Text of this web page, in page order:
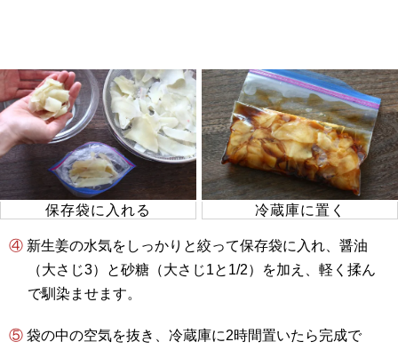
保存袋に入れる 冷蔵庫に置く
④ 新生姜の水気をしっかりと絞って保存袋に入れ、醤油
（大さじ3）と砂糖（大さじ1と1/2）を加え、軽く揉ん
で馴染ませます。
⑤ 袋の中の空気を抜き、冷蔵庫に2時間置いたら完成で